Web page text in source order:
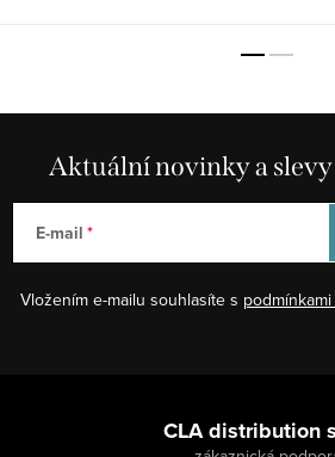
Aktuální novinky a slevy
E-mail
Vložením e-mailu souhlasíte s
CLA distribution